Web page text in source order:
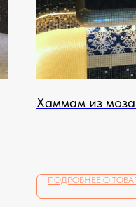
Хаммам из
ПОДРОБНЕЕ О